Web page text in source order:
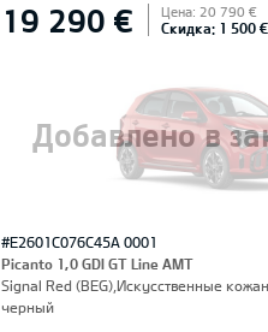
Добавлено в
19 290 € Цена: 20 790 €
Скидка: 1 500 €
#E2601C076C45A 0001
Picanto 1,0 GDI GT Line AMT
Signal Red (BEG),Искусственные
черный